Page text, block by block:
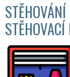
STĚHOVACÍ